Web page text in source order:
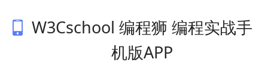
W3Cschool 编程狮 编程实战手
机版APP